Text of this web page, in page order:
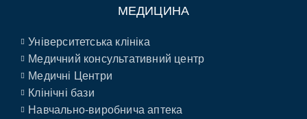
МЕДИЦИНА
Університетська клініка
Медичний консультативний центр
Медичні Центри
Клінічні бази
Навчально-виробнича аптека